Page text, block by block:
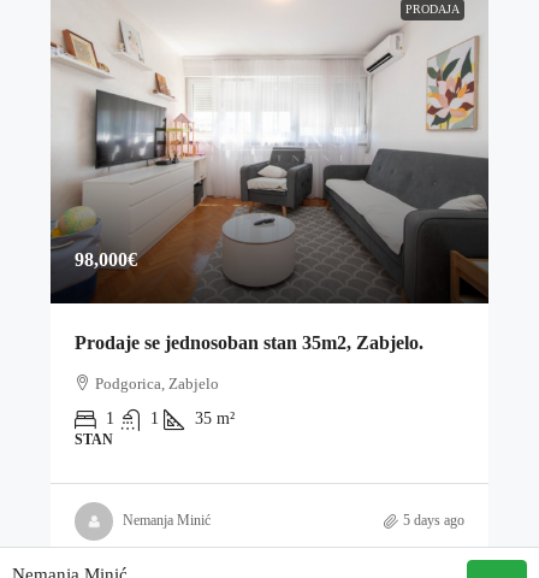
PRODAJA
98,000€
Prodaje se jednosoban stan 35m2, Zabjelo.
Podgorica, Zabjelo
1
1 35 m²
STAN
Nemanja Minić 5 days ago